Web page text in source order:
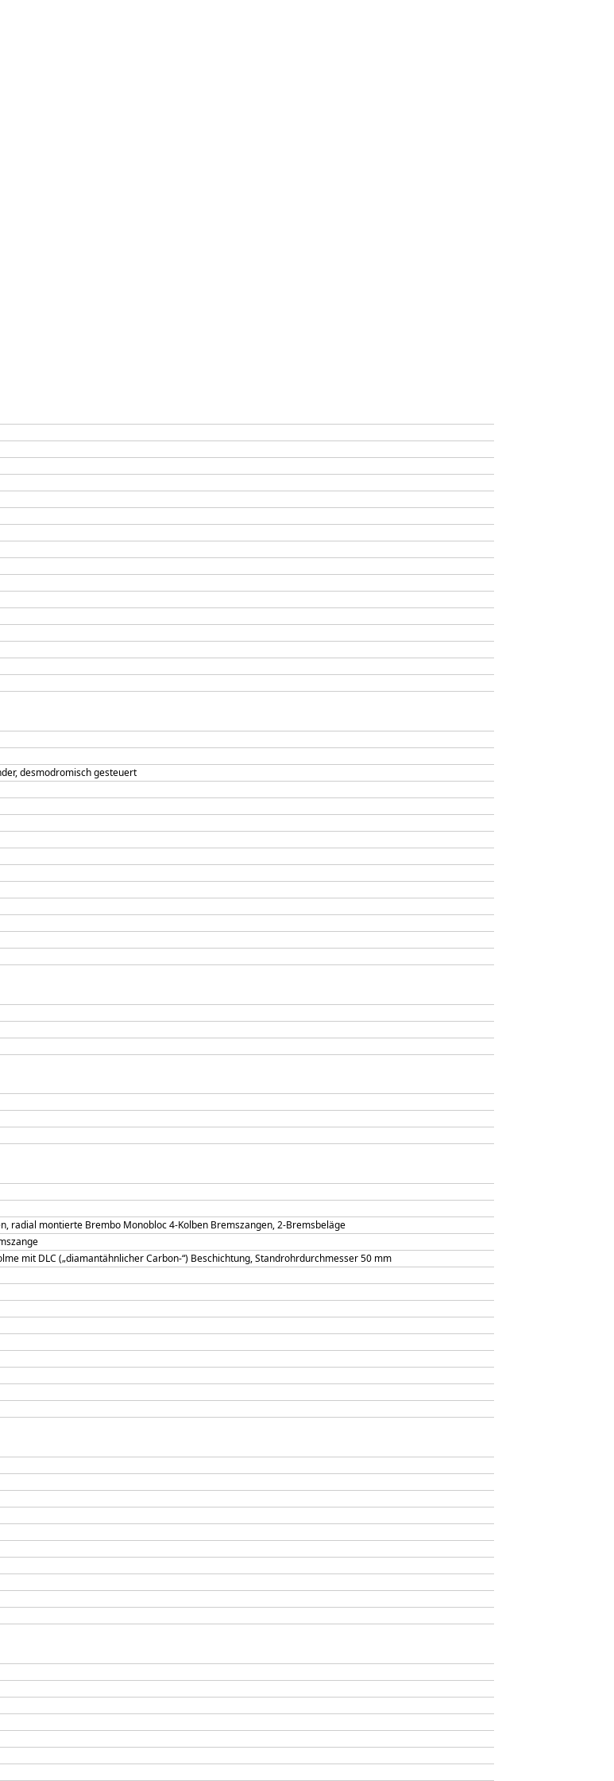
desmodromisch gesteuert
radial montierte Brembo Monobloc 4-Kolben Bremszangen, 2-Bremsbeläge
mit DLC („diamantähnlicher Carbon-“) Beschichtung, Standrohrdurchmesser 50 mm